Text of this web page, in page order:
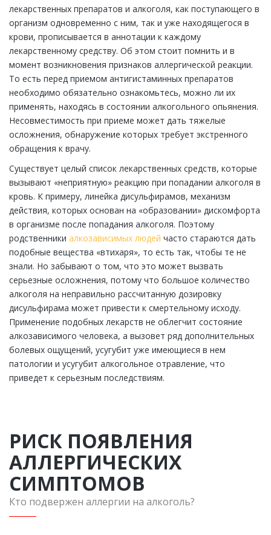
лекарственных препаратов и алкоголя, как поступающего в
организм одновременно с ним, так и уже находящегося в
крови, прописывается в аннотации к каждому
лекарственному средству. Об этом стоит помнить и в
момент возникновения признаков аллергической реакции.
То есть перед приемом антигистаминных препаратов
необходимо обязательно ознакомьтесь, можно ли их
применять, находясь в состоянии алкогольного опьянения.
Несовместимость при приеме может дать тяжелые
осложнения, обнаружение которых требует экстренного
обращения к врачу.
Существует целый список лекарственных средств, которые
вызывают «неприятную» реакцию при попадании алкоголя в
кровь. К примеру, линейка дисульфирамов, механизм
действия, которых основан на «образовании» дискомфорта
в организме после попадания алкоголя. Поэтому
родственники алкозависимых людей часто стараются дать
подобные вещества «втихаря», то есть так, чтобы те не
знали. Но забывают о том, что это может вызвать
серьезные осложнения, потому что большое количество
алкоголя на неправильно рассчитанную дозировку
дисульфирама может привести к смертельному исходу.
Применение подобных лекарств не облегчит состояние
алкозависимого человека, а вызовет ряд дополнительных
болевых ощущений, усугубит уже имеющиеся в нем
патологии и усугубит алкогольное отравление, что
приведет к серьезным последствиям.
РИСК ПОЯВЛЕНИЯ
АЛЛЕРГИЧЕСКИХ
СИМПТОМОВ
Кто подвержен аллергии на алкоголь?